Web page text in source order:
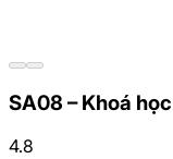
SA08 – Khoá
4.8